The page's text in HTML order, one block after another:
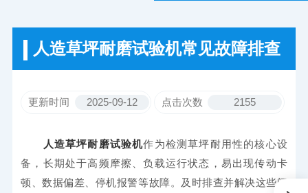
人造草坪耐磨试验机常见故障排查
更新时间 2025-09-12 点击次数 2155
人造草坪耐磨试验机作为检测草坪耐用性的核心设
备，长期处于高频摩擦、负载运行状态，易出现传动卡
顿、数据偏差、停机报警等故障。及时排查并解决这些问